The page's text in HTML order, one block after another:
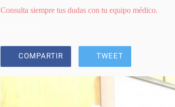
Consulta siempre tus dudas con tu equipo médico.
COMPARTIR TWEET